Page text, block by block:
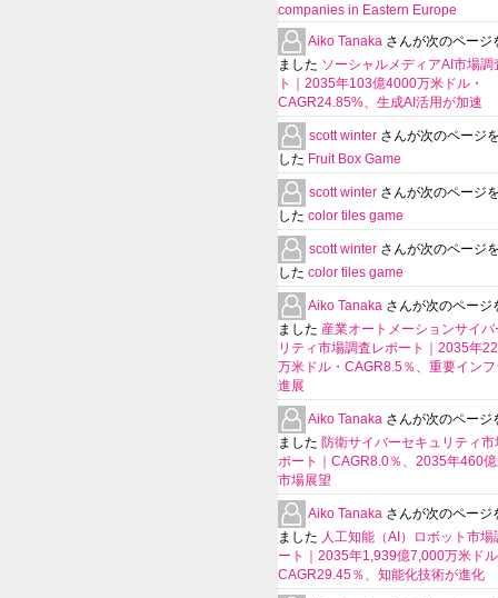
companies in Eastern Europe
Aiko Tanaka さんが次のページ
ました ソーシャルメディアAI市場調
ト｜2035年103億4000万米ドル・
CAGR24.85%、生成AI活用が加速
scott winter さんが次のページ
した Fruit Box Game
scott winter さんが次のページ
した color tiles game
scott winter さんが次のページ
した color tiles game
Aiko Tanaka さんが次のページ
ました 産業オートメーションサイ
リティ市場調査レポート｜2035年
万米ドル・CAGR8.5％、重要イン
進展
Aiko Tanaka さんが次のページ
ました 防衛サイバーセキュリティ
ポート｜CAGR8.0％、2035年460
市場展望
Aiko Tanaka さんが次のページ
ました 人工知能（AI）ロボット市場
ート｜2035年1,939億7,000万米ド
CAGR29.45％、知能化技術が進化